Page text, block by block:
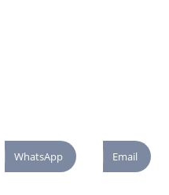
WhatsApp Email